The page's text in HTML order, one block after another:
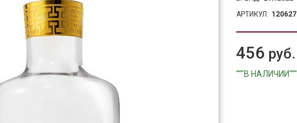
АРТИКУЛ: 120627
456 руб.
"""В НАЛИЧИИ"""